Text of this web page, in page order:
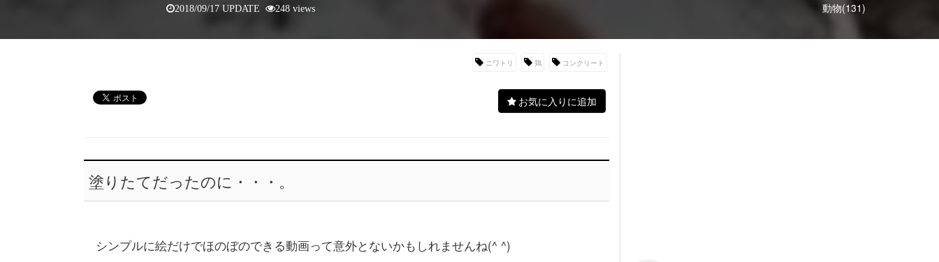
動物(131)
2018/09/17 UPDATE 248 views
ニワトリ 鶏 コンクリート
お気に入りに追加
塗りたてだったのに・・・。
シンプルに絵だけでほのぼのできる動画って意外とないかもしれませんね(^ ^)